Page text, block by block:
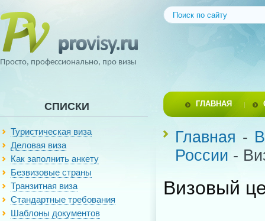
Просто, профессионально, про визы
СПИСКИ
Туристическая виза
Деловая виза
Как заполнить анкету
Безвизовые страны
Транзитная виза
Стандартные требования
Шаблоны документов
ГЛАВНАЯ
Главная -
России -
Визовый